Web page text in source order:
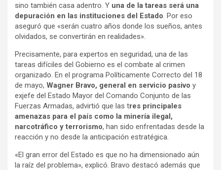
sino también casa adentro. Y una de la tareas será una
depuración en las instituciones del Estado. Por eso
aseguró que «serán cuatro años donde los sueños, antes
olvidados, se convertirán en realidades».
Precisamente, para expertos en seguridad, una de las
tareas difíciles del Gobierno es el combate al crimen
organizado. En el programa Políticamente Correcto del 18
de mayo, Wagner Bravo, general en servicio pasivo y
exjefe del Estado Mayor del Comando Conjunto de las
Fuerzas Armadas, advirtió que las tres principales
amenazas para el país como la minería ilegal,
narcotráfico y terrorismo, han sido enfrentadas desde la
reacción y no desde la anticipación estratégica.
«El gran error del Estado es que no ha dimensionado aún
la raíz del problema», explicó. Bravo destacó además que